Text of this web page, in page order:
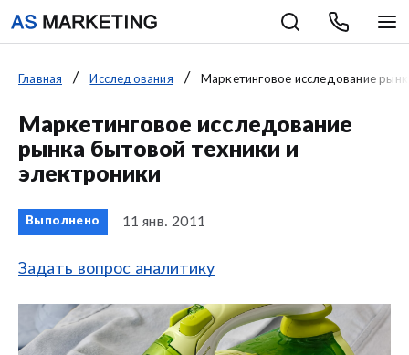
Главная Исследования Маркетинговое исследование
Маркетинговое исследование
рынка бытовой техники и
электроники
Выполнено 11 янв. 2011
Задать вопрос аналитику